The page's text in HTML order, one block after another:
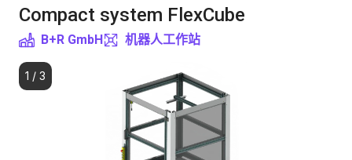
Compact system FlexCube
B+R GmbH 机器人工作站
1 / 3
浏览商店